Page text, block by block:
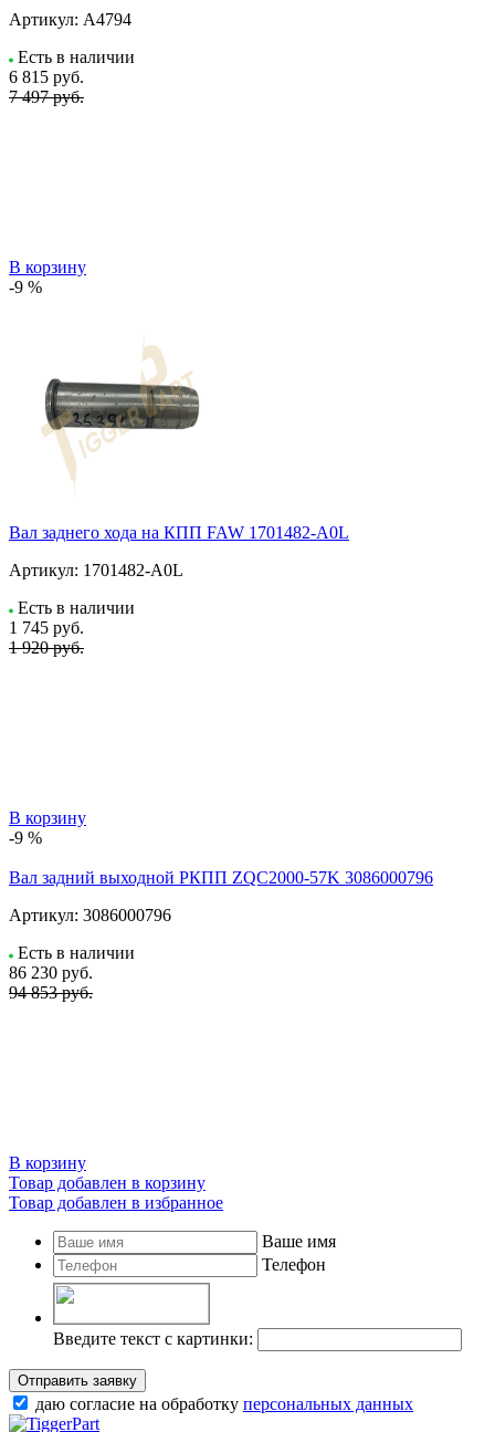
Артикул: A4794
Есть в наличии
6 815 руб.
7 497 руб.
В корзину
-9 %
Вал заднего хода на КПП FAW 1701482-A0L
Артикул: 1701482-A0L
Есть в наличии
1 745 руб.
1 920 руб.
В корзину
-9 %
Вал задний выходной РКПП ZQC2000-57K 3086000796
Артикул: 3086000796
Есть в наличии
86 230 руб.
94 853 руб.
В корзину
Товар добавлен в корзину
Товар добавлен в избранное
Ваше имя
Телефон
Введите текст с картинки:
Отправить заявку
даю согласие на обработку персональных данных